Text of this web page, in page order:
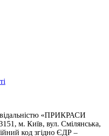
«ПРИКРАСИ
м. Київ, вул. Смілянська,
код згідно ЄДР –